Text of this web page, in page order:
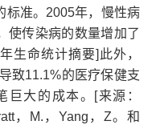
标准。2005年，慢性病
使传染病的数量增加了
生命统计摘要]此外，
致11.1%的医疗保健支
巨大的成本。[来源：
，M.，Yang，Z。和